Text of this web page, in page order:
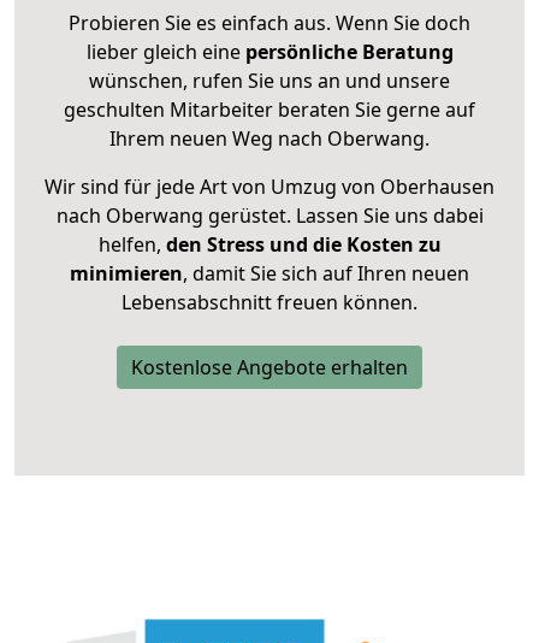
Probieren Sie es einfach aus. Wenn Sie doch
lieber gleich eine persönliche Beratung
wünschen, rufen Sie uns an und unsere
geschulten Mitarbeiter beraten Sie gerne auf
Ihrem neuen Weg nach Oberwang.
Wir sind für jede Art von Umzug von Oberhausen
nach Oberwang gerüstet. Lassen Sie uns dabei
helfen, den Stress und die Kosten zu
minimieren, damit Sie sich auf Ihren neuen
Lebensabschnitt freuen können.
Kostenlose Angebote erhalten